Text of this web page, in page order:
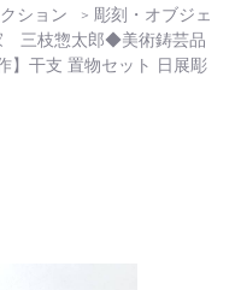
ション
彫刻・オブジェ
三枝惣太郎◆美術鋳芸品
】干支 置物セット 日展彫